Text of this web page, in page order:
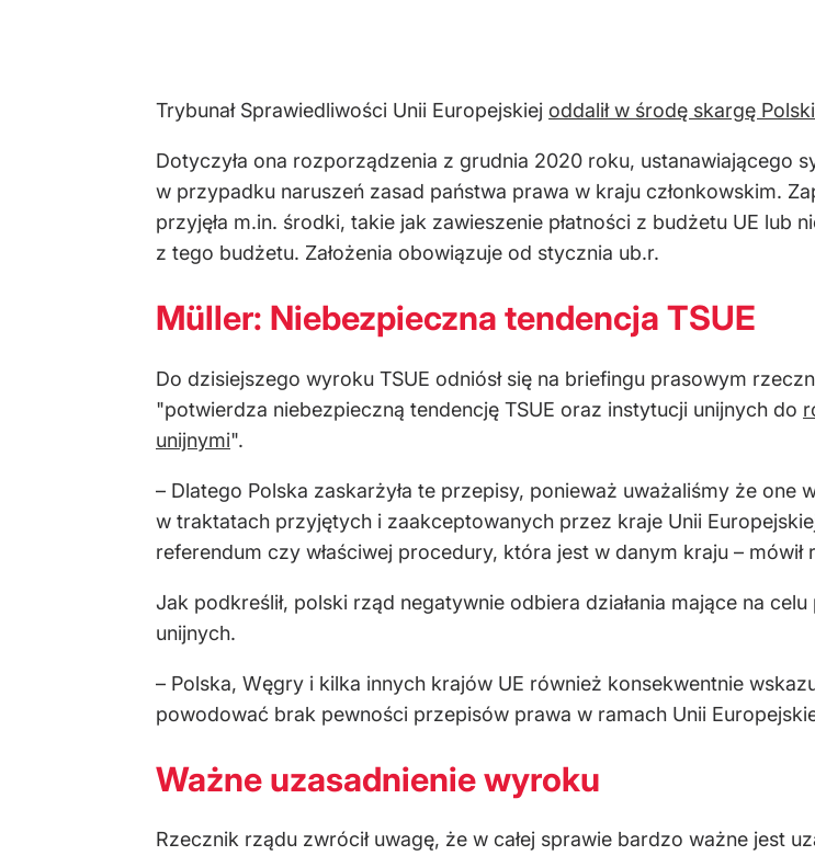
Trybunał Sprawiedliwości Unii Europejskiej oddalił w środę skargę
Dotyczyła ona rozporządzenia z grudnia 2020 roku, ustanawiającego
w przypadku naruszeń zasad państwa prawa w kraju członkowskim.
przyjęła m.in. środki, takie jak zawieszenie płatności z budżetu UE
z tego budżetu. Założenia obowiązuje od stycznia ub.r.
Müller: Niebezpieczna tendencja TSUE
Do dzisiejszego wyroku TSUE odniósł się na briefingu prasowym
"potwierdza niebezpieczną tendencję TSUE oraz instytucji unijnych do
unijnymi".
– Dlatego Polska zaskarżyła te przepisy, ponieważ uważaliśmy że
w traktatach przyjętych i zaakceptowanych przez kraje Unii
referendum czy właściwej procedury, która jest w danym kraju – mówił
Jak podkreślił, polski rząd negatywnie odbiera działania mające na
unijnych.
– Polska, Węgry i kilka innych krajów UE również konsekwentnie
powodować brak pewności przepisów prawa w ramach Unii
Ważne uzasadnienie wyroku
Rzecznik rządu zwrócił uwagę, że w całej sprawie bardzo ważne jest